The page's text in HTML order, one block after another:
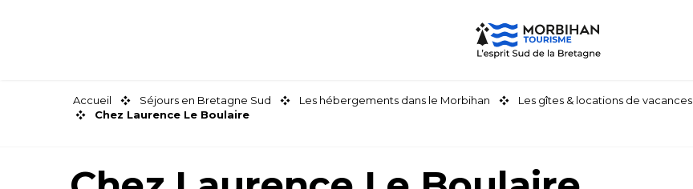
Accueil Séjours en Bretagne Sud Les hébergements dans le Morbihan Les gîtes & locations de vacances
Chez Laurence Le Boulaire